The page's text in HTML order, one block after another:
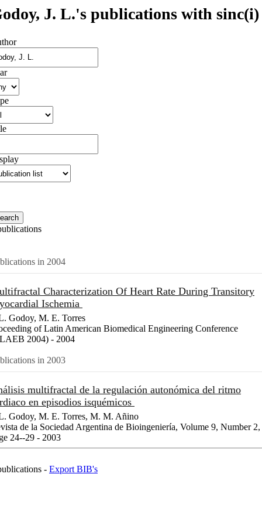
J. L.'s publications with sinc(i)
in 2004
Characterization Of Heart Rate During Transitory
Ischemia
Godoy, M. E. Torres
of Latin American Biomedical Engineering Conference
2004) - 2004
in 2003
multifractal de la regulación autonómica del ritmo
en episodios isquémicos
Godoy, M. E. Torres, M. M. Añino
de la Sociedad Argentina de Bioingeniería, Volume 9, Number 2,
24--29 - 2003
- Export BIB's